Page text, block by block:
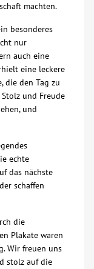
machten.
besonderes
nur
auch eine
eine leckere
die den Tag zu
und Freude
und
echte
das nächste
schaffen
die
Plakate waren
Wir freuen uns
stolz auf die